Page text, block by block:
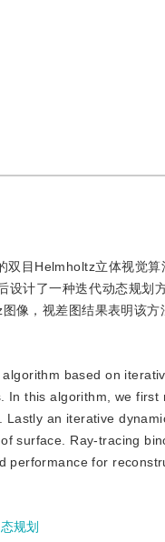
双目Helmholtz立体视觉
设计了一种迭代动态规
像，视差图结果表明该方
based on
In this algorithm, we
Lastly an iterative
surface. Ray-tracing
performance for
规划